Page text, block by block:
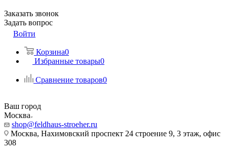
Заказать звонок
Задать вопрос
Войти
Корзина0
Избранные товары0
Сравнение товаров0
Ваш город
Москва
shop@feldhaus-stroeher.ru
Москва, Нахимовский проспект 24 строение 9, 3 этаж, офис
308